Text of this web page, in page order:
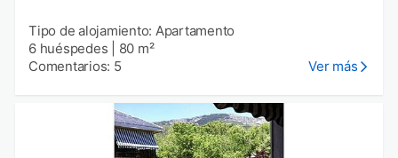
Tipo de alojamiento: Apartamento
6 huéspedes
80 m²
Comentarios: 5
Ver más